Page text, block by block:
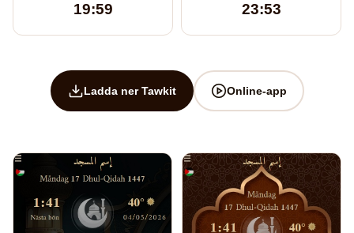
19:59 23:53
Ladda ner Tawkit Online-app